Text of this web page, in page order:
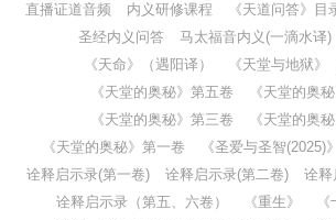
直播证道音频
内义研修课程 《天道问答》目
圣经内义问答
马太福音内义(一滴水译)
《天命》（遇阳译）
《天堂与地狱》
《天堂的奥秘》第五卷
《天堂的奥
《天堂的奥秘》第三卷
《天堂的奥
《天堂的奥秘》第一卷
《圣爱与圣智(2025)》
诠释启示录(第一卷)
诠释启示录(第二卷)
诠释
诠释启示录（第五、六卷）
《重生》